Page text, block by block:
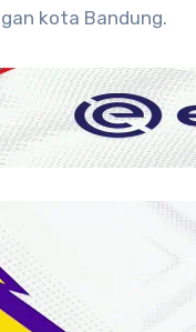
kota Bandung.